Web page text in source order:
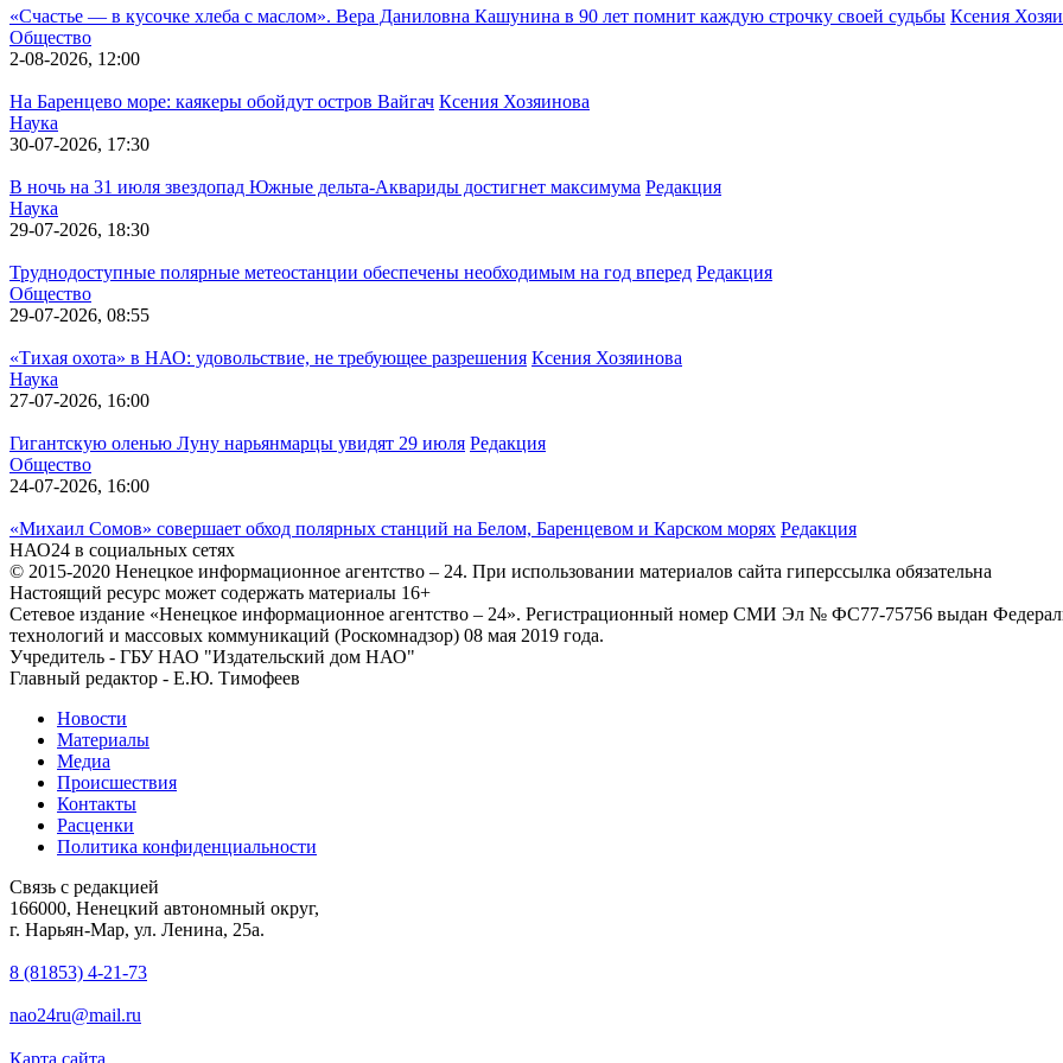
«Счастье — в кусочке хлеба с маслом». Вера Даниловна Кашунина в 90 лет помнит каждую строчку своей судьбы Ксения
Общество
2-08-2026, 12:00
На Баренцево море: каякеры обойдут остров Вайгач Ксения Хозяинова
Наука
30-07-2026, 17:30
В ночь на 31 июля звездопад Южные дельта-Аквариды достигнет максимума Редакция
Наука
29-07-2026, 18:30
Труднодоступные полярные метеостанции обеспечены необходимым на год вперед Редакция
Общество
29-07-2026, 08:55
«Тихая охота» в НАО: удовольствие, не требующее разрешения Ксения Хозяинова
Наука
27-07-2026, 16:00
Гигантскую оленью Луну нарьянмарцы увидят 29 июля Редакция
Общество
24-07-2026, 16:00
«Михаил Сомов» совершает обход полярных станций на Белом, Баренцевом и Карском морях Редакция
НАО24 в социальных сетях
© 2015-2020 Ненецкое информационное агентство – 24. При использовании материалов сайта гиперссылка обязательна
Настоящий ресурс может содержать материалы 16+
Сетевое издание «Ненецкое информационное агентство – 24». Регистрационный номер СМИ Эл № ФС77-75756 выдан
технологий и массовых коммуникаций (Роскомнадзор) 08 мая 2019 года.
Учредитель - ГБУ НАО "Издательский дом НАО"
Главный редактор - Е.Ю. Тимофеев
Новости
Материалы
Медиа
Происшествия
Контакты
Расценки
Политика конфиденциальности
Связь с редакцией
166000, Ненецкий автономный округ,
г. Нарьян-Мар, ул. Ленина, 25а.
8 (81853) 4-21-73
nao24ru@mail.ru
Карта сайта